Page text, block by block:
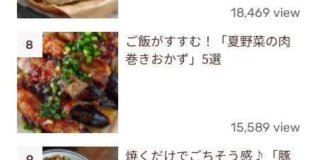
18,469 view
ご飯がすすむ！「夏野菜の肉
巻きおかず」5選
15,589 view
焼くだけでごちそう感♪「豚